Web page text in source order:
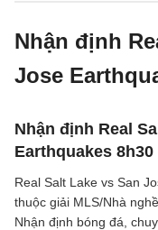
Nhận định
Jose
Nhận định Real
Earthquakes
Real Salt Lake vs San
thuộc giải MLS/Nhà
Nhận định bóng đá,